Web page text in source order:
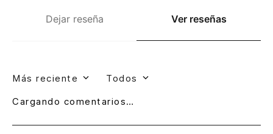
Dejar reseña Ver reseñas
Más reciente Todos
Cargando comentarios…